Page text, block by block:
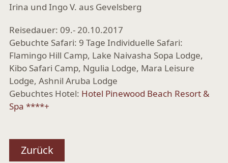
Irina und Ingo V. aus Gevelsberg
Reisedauer: 09.- 20.10.2017
Gebuchte Safari: 9 Tage Individuelle Safari:
Flamingo Hill Camp, Lake Naivasha Sopa Lodge,
Kibo Safari Camp, Ngulia Lodge, Mara Leisure
Lodge, Ashnil Aruba Lodge
Gebuchtes Hotel: Hotel Pinewood Beach Resort &
Spa ****+
Zurück